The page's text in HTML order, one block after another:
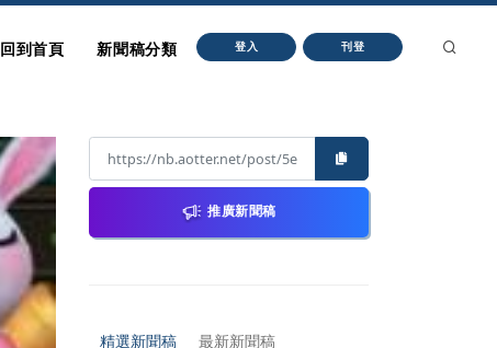
回到首頁 新聞稿分類 登入 刊登
推廣新聞稿
精選新聞稿 最新新聞稿